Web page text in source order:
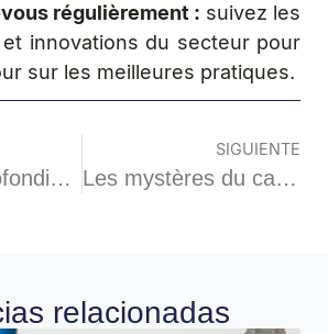
régulièrement : suivez les
innovations du secteur pour
sur les meilleures pratiques.
Analyse approfondie des tendances actuelles dans l’industrie iGaming en France
SIGUIENTE
Les mystères du casino en ligne : entre mythe et réalité
relacionadas